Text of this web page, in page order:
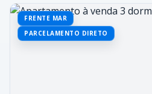
FRENTE MAR
PARCELAMENTO DIRETO